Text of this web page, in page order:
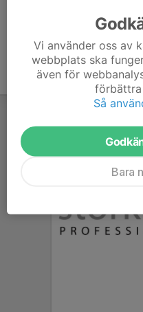
Vi använder oss av
webbplats ska
även för
förbättra
Så
Bara